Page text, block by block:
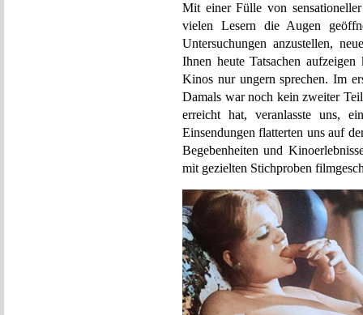
Mit einer Fülle von
vielen Lesern die Augen
Untersuchungen anzustellen,
Ihnen heute Tatsachen
Kinos nur ungern sprechen. Im
Damals war noch kein zweiter
erreicht hat, veranlasste uns,
Einsendungen flatterten uns auf
Begebenheiten und
mit gezielten Stichproben